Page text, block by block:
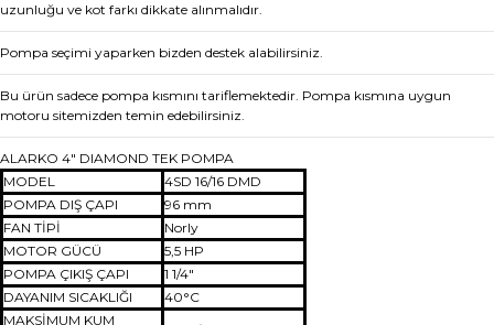
uzunluğu ve kot farkı dikkate alınmalıdır.
Pompa seçimi yaparken bizden destek alabilirsiniz.
Bu ürün sadece pompa kısmını tariflemektedir. Pompa kısmına uygun
motoru sitemizden temin edebilirsiniz.
ALARKO 4" DIAMOND TEK POMPA
MODEL
4SD 16/16 DMD
POMPA DIŞ ÇAPI
96 mm
FAN TİPİ
Norly
MOTOR GÜCÜ
5,5 HP
POMPA ÇIKIŞ ÇAPI
1 1/4"
DAYANIM SICAKLIĞI
40°C
MAKSİMUM KUM